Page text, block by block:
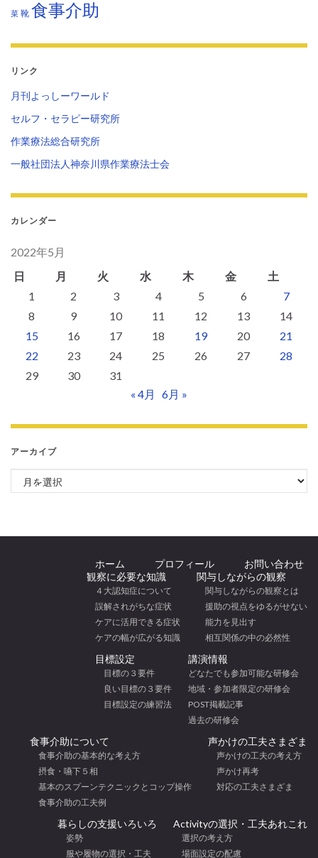
菜 靴 食事介助
リンク
月刊よっしーワールド
セルフ・セラピー研究所
作業療法総合研究所
一般社団法人神奈川県作業療法士会
カレンダー
2022年5月
日
月 火 水 木 金
土
1
2 3 4 5 6
7
8
9 10 11 12 13
14
15
16 17 18 19 20
21
22
23 24 25 26 27
28
29
30
31
« 4月
6月 »
アーカイブ
アーカイブ
ホーム プロフィール
お問い合わせ
観察に必要な知識
４大認知症について
誤解されがちな症状
ケアに活用できる症状
ケアの幅が広がる知識
関与しながらの観察
関与しながらの観察とは
援助の視点をゆるがせない
能力を見出す
相互関係の中の必然性
目標設定
目標の３要件
良い目標の３要件
目標設定の練習法
講演情報
どなたでも参加可能な研修会
地域・参加者限定の研修会
POST掲載記事
過去の研修会
食事介助について
食事介助の基本的な考え方
摂食・嚥下５相
基本のスプーンテクニックとコップ操作
食事介助の工夫例
声かけの工夫さまざま
声かけの工夫の考え方
声かけ再考
対応の工夫さまざま
暮らしの支援いろいろ
姿勢
服や履物の選択・工夫
Activityの選択・工夫あれこれ
選択の考え方
場面設定の配慮